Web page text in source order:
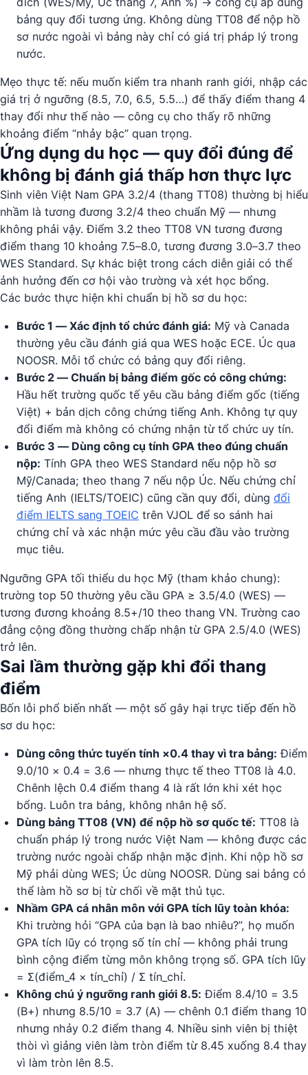
bảng quy đổi tương ứng. Không dùng TT08 để nộp hồ
sơ nước ngoài vì bảng này chỉ có giá trị pháp lý trong
nước.
Mẹo thực tế: nếu muốn kiểm tra nhanh ranh giới, nhập các
giá trị ở ngưỡng (8.5, 7.0, 6.5, 5.5…) để thấy điểm thang 4
thay đổi như thế nào — công cụ cho thấy rõ những
khoảng điểm “nhảy bậc” quan trọng.
Ứng dụng du học — quy đổi đúng để
không bị đánh giá thấp hơn thực lực
Sinh viên Việt Nam GPA 3.2/4 (thang TT08) thường bị hiểu
nhầm là tương đương 3.2/4 theo chuẩn Mỹ — nhưng
không phải vậy. Điểm 3.2 theo TT08 VN tương đương
điểm thang 10 khoảng 7.5–8.0, tương đương 3.0–3.7 theo
WES Standard. Sự khác biệt trong cách diễn giải có thể
ảnh hưởng đến cơ hội vào trường và xét học bổng.
Các bước thực hiện khi chuẩn bị hồ sơ du học:
Bước 1 — Xác định tổ chức đánh giá: Mỹ và Canada
thường yêu cầu đánh giá qua WES hoặc ECE. Úc qua
NOOSR. Mỗi tổ chức có bảng quy đổi riêng.
Bước 2 — Chuẩn bị bảng điểm gốc có công chứng:
Hầu hết trường quốc tế yêu cầu bảng điểm gốc (tiếng
Việt) + bản dịch công chứng tiếng Anh. Không tự quy
đổi điểm mà không có chứng nhận từ tổ chức uy tín.
Bước 3 — Dùng công cụ tính GPA theo đúng chuẩn
nộp: Tính GPA theo WES Standard nếu nộp hồ sơ
Mỹ/Canada; theo thang 7 nếu nộp Úc. Nếu chứng chỉ
tiếng Anh (IELTS/TOEIC) cũng cần quy đổi, dùng đổi
điểm IELTS sang TOEIC trên VJOL để so sánh hai
chứng chỉ và xác nhận mức yêu cầu đầu vào trường
mục tiêu.
Ngưỡng GPA tối thiểu du học Mỹ (tham khảo chung):
trường top 50 thường yêu cầu GPA ≥ 3.5/4.0 (WES) —
tương đương khoảng 8.5+/10 theo thang VN. Trường cao
đẳng cộng đồng thường chấp nhận từ GPA 2.5/4.0 (WES)
trở lên.
Sai lầm thường gặp khi đổi thang
điểm
Bốn lỗi phổ biến nhất — một số gây hại trực tiếp đến hồ
sơ du học:
Dùng công thức tuyến tính ×0.4 thay vì tra bảng: Điểm
9.0/10 × 0.4 = 3.6 — nhưng thực tế theo TT08 là 4.0.
Chênh lệch 0.4 điểm thang 4 là rất lớn khi xét học
bổng. Luôn tra bảng, không nhân hệ số.
Dùng bảng TT08 (VN) để nộp hồ sơ quốc tế: TT08 là
chuẩn pháp lý trong nước Việt Nam — không được các
trường nước ngoài chấp nhận mặc định. Khi nộp hồ sơ
Mỹ phải dùng WES; Úc dùng NOOSR. Dùng sai bảng có
thể làm hồ sơ bị từ chối về mặt thủ tục.
Nhầm GPA cá nhân môn với GPA tích lũy toàn khóa:
Khi trường hỏi “GPA của bạn là bao nhiêu?”, họ muốn
GPA tích lũy có trọng số tín chỉ — không phải trung
bình cộng điểm từng môn không trọng số. GPA tích lũy
= Σ(điểm_4 × tín_chỉ) / Σ tín_chỉ.
Không chú ý ngưỡng ranh giới 8.5: Điểm 8.4/10 = 3.5
(B+) nhưng 8.5/10 = 3.7 (A) — chênh 0.1 điểm thang 10
nhưng nhảy 0.2 điểm thang 4. Nhiều sinh viên bị thiệt
thòi vì giảng viên làm tròn điểm từ 8.45 xuống 8.4 thay
vì làm tròn lên 8.5.